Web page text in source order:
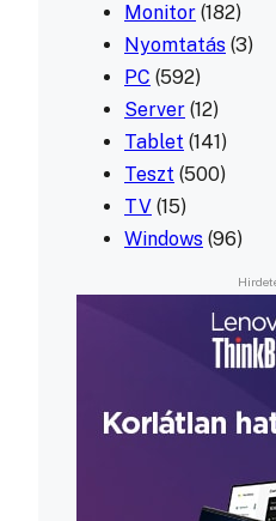
Monitor (182)
Nyomtatás (3)
PC (592)
Server (12)
Tablet (141)
Teszt (500)
TV (15)
Windows (96)